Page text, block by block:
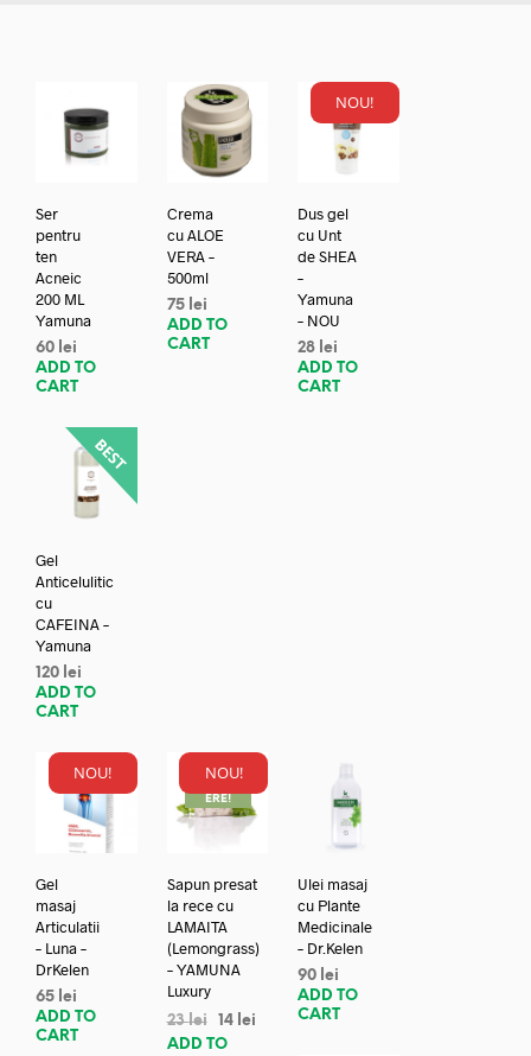
Ser
pentru
ten
Acneic
200 ML
Yamuna
60 lei
ADD TO
CART
Crema
cu ALOE
VERA –
500ml
75 lei
ADD TO
CART
NOU!
Dus gel
cu Unt
de SHEA
–
Yamuna
– NOU
28 lei
ADD TO
CART
Gel
Anticelulitic
cu
CAFEINA –
Yamuna
120 lei
ADD TO
CART
NOU!
Gel
masaj
Articulatii
– Luna –
DrKelen
65 lei
ADD TO
CART
NOU!
REDUC
ERE!
Sapun presat
la rece cu
LAMAITA
(Lemongrass)
– YAMUNA
Luxury
23lei 14 lei
ADD TO
Ulei masaj
cu Plante
Medicinale
– Dr.Kelen
90 lei
ADD TO
CART